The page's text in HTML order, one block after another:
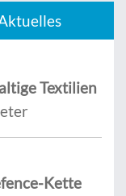
Textilien
Kette